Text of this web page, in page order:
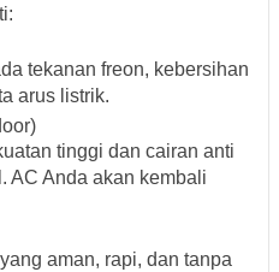
tekanan freon, kebersihan
arus listrik.
tinggi dan cairan anti
AC Anda akan kembali
aman, rapi, dan tanpa